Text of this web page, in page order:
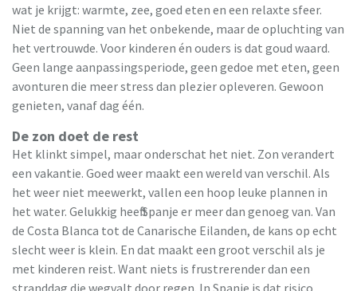
wat je krijgt: warmte, zee, goed eten en een relaxte sfeer.
Niet de spanning van het onbekende, maar de opluchting van
het vertrouwde. Voor kinderen én ouders is dat goud waard.
Geen lange aanpassingsperiode, geen gedoe met eten, geen
avonturen die meer stress dan plezier opleveren. Gewoon
genieten, vanaf dag één.
De zon doet de rest
Het klinkt simpel, maar onderschat het niet. Zon verandert
een vakantie. Goed weer maakt een wereld van verschil. Als
het weer niet meewerkt, vallen een hoop leuke plannen in
het water. Gelukkig heeft Spanje er meer dan genoeg van. Van
de Costa Blanca tot de Canarische Eilanden, de kans op echt
slecht weer is klein. En dat maakt een groot verschil als je
met kinderen reist. Want niets is frustrerender dan een
stranddag die wegvalt door regen. In Spanje is dat risico